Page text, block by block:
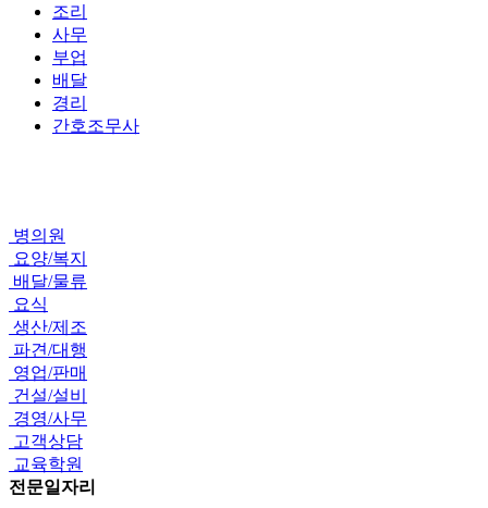
조리
사무
부업
배달
경리
간호조무사
병의원
요양/복지
배달/물류
요식
생산/제조
파견/대행
영업/판매
건설/설비
경영/사무
고객상담
교육학원
전문일자리